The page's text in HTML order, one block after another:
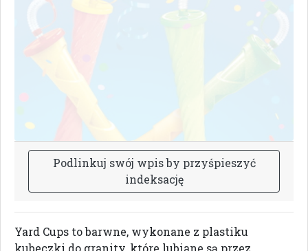
Podlinkuj swój wpisby przyśpieszyć
indeksację
Yard Cups to barwne, wykonane z plastiku
kubeczki do granity, które lubiane są przez